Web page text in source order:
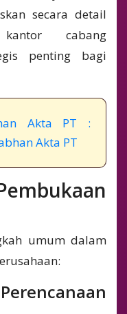
secara detail
cabang
penting bagi
Akta PT :
Akta PT
umum dalam